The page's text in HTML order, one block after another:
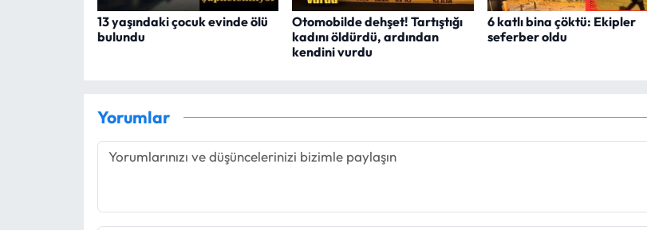
13 yaşındaki çocuk evinde ölü
bulundu
Otomobilde dehşet! Tartıştığı
kadını öldürdü, ardından
kendini vurdu
6 katlı bina çöktü: Ekipler
seferber oldu
Yorumlar